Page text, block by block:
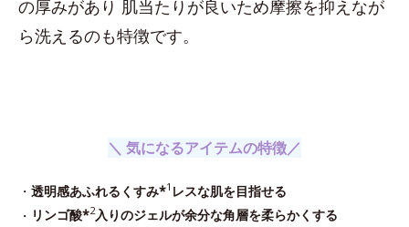
の厚みがあり 肌当たりが良いため摩擦を抑えなが
ら洗えるのも特徴です。
＼ 気になるアイテムの特徴／
・ 透明感あふれるくすみ*1 レスな肌を目指せる
・ リンゴ酸*2入りのジェルが余分な角層を柔らかくする